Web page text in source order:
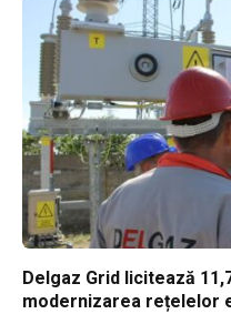
Delgaz Grid licitează
modernizarea rețelelor